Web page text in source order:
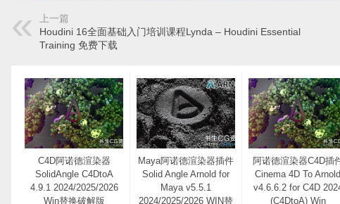
上一篇
Houdini 16全面基础入门培训课程Lynda – Houdini Essential
Training 免费下载
C4D阿诺德渲染器
SolidAngle C4DtoA
4.9.1 2024/2025/2026
Win替换破解版
Maya阿诺德渲染器插件
Solid Angle Arnold for
Maya v5.5.1
2024/2025/2026 WIN替
阿诺德渲染器C4D插
Cinema 4D To Arnold
v4.6.6.2 for C4D
(C4DtoA) Win